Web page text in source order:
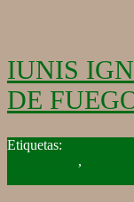
IUNIS
DE
2015-
,